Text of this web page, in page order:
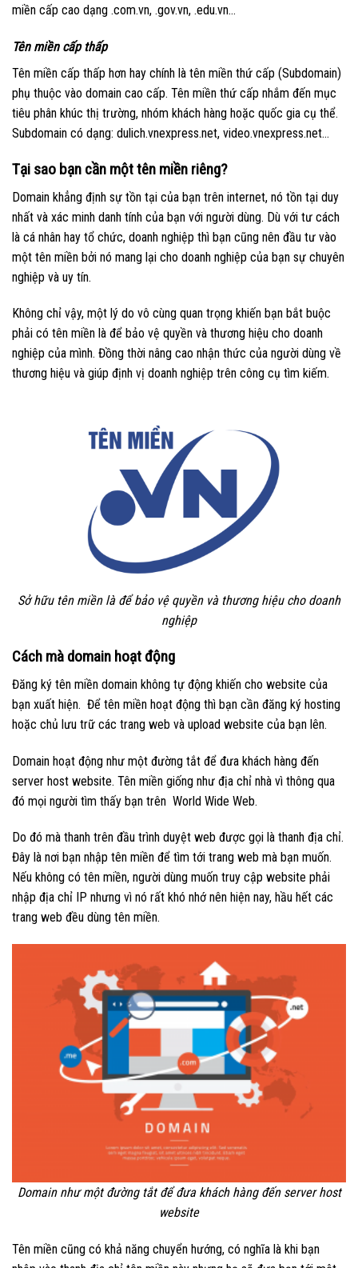
miền cấp cao dạng .com.vn, .gov.vn, .edu.vn…
Tên miền cấp thấp
Tên miền cấp thấp hơn hay chính là tên miền thứ cấp (Subdomain)
phụ thuộc vào domain cao cấp. Tên miền thứ cấp nhắm đến mục
tiêu phân khúc thị trường, nhóm khách hàng hoặc quốc gia cụ thể.
Subdomain có dạng: dulich.vnexpress.net, video.vnexpress.net…
Tại sao bạn cần một tên miền riêng?
Domain khẳng định sự tồn tại của bạn trên internet, nó tồn tại duy
nhất và xác minh danh tính của bạn với người dùng. Dù với tư cách
là cá nhân hay tổ chức, doanh nghiệp thì bạn cũng nên đầu tư vào
một tên miền bởi nó mang lại cho doanh nghiệp của bạn sự chuyên
nghiệp và uy tín.
Không chỉ vậy, một lý do vô cùng quan trọng khiến bạn bắt buộc
phải có tên miền là để bảo vệ quyền và thương hiệu cho doanh
nghiệp của mình. Đồng thời nâng cao nhận thức của người dùng về
thương hiệu và giúp định vị doanh nghiệp trên công cụ tìm kiếm.
Sở hữu tên miền là để bảo vệ quyền và thương hiệu cho doanh
nghiệp
Cách mà domain hoạt động
Đăng ký tên miền domain không tự động khiến cho website của
bạn xuất hiện. Để tên miền hoạt động thì bạn cần đăng ký hosting
hoặc chủ lưu trữ các trang web và upload website của bạn lên.
Domain hoạt động như một đường tắt để đưa khách hàng đến
server host website. Tên miền giống như địa chỉ nhà vì thông qua
đó mọi người tìm thấy bạn trên World Wide Web.
Do đó mà thanh trên đầu trình duyệt web được gọi là thanh địa chỉ.
Đây là nơi bạn nhập tên miền để tìm tới trang web mà bạn muốn.
Nếu không có tên miền, người dùng muốn truy cập website phải
nhập địa chỉ IP nhưng vì nó rất khó nhớ nên hiện nay, hầu hết các
trang web đều dùng tên miền.
Domain như một đường tắt để đưa khách hàng đến server host
website
Tên miền cũng có khả năng chuyển hướng, có nghĩa là khi bạn